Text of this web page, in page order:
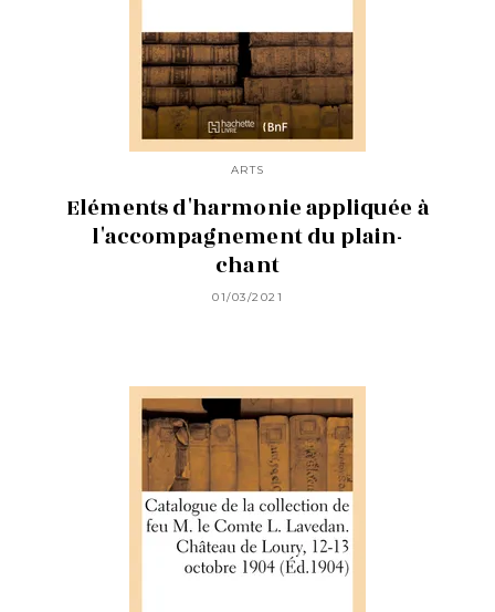
ARTS
Eléments d'harmonie appliquée à
l'accompagnement du plain-
chant
01/03/2021